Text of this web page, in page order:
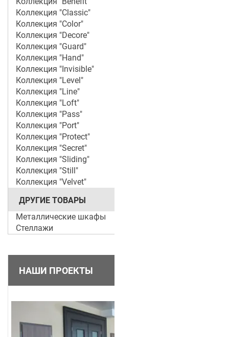
Коллекция "Classic"
Коллекция "Color"
Коллекция "Decore"
Коллекция "Guard"
Коллекция "Hand"
Коллекция "Invisible"
Коллекция "Level"
Коллекция "Line"
Коллекция "Loft"
Коллекция "Pass"
Коллекция "Port"
Коллекция "Protect"
Коллекция "Secret"
Коллекция "Sliding"
Коллекция "Still"
Коллекция "Velvet"
ДРУГИЕ ТОВАРЫ
Металлические шкафы
Стеллажи
НАШИ ПРОЕКТЫ